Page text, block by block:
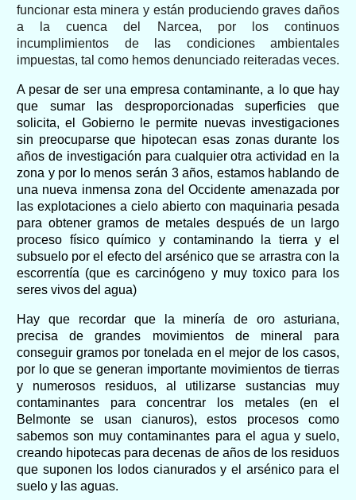
funcionar esta minera y están produciendo graves daños
a la cuenca del Narcea, por los continuos
incumplimientos de las condiciones ambientales
impuestas, tal como hemos denunciado reiteradas veces.
A pesar de ser una empresa contaminante, a lo que hay
que sumar las desproporcionadas superficies que
solicita, el Gobiernole permite nuevas investigaciones
sin preocuparse que hipotecan esas zonas durante los
años de investigación para cualquier otra actividad en la
zona y por lo menos serán 3 años, estamos hablando de
una nueva inmensa zona del Occidente amenazada por
las explotaciones a cielo abierto con maquinaria pesada
para obtener gramos de metales después de un largo
proceso físico químico y contaminando la tierra y el
subsuelo por el efecto del arsénico que se arrastra con la
escorrentía (que es carcinógeno y muy toxico para los
seres vivos del agua)
Hay que recordar que la minería de oro asturiana,
precisa de grandes movimientos de mineral para
conseguir gramos por tonelada en el mejor de los casos,
por lo que se generan importante movimientos de tierras
y numerosos residuos, al utilizarse sustancias muy
contaminantes para concentrar los metales (en el
Belmonte se usan cianuros), estos procesos como
sabemos son muy contaminantes para el agua y suelo,
creando hipotecas para decenas de años de los residuos
que suponen los lodos cianurados y el arsénico para el
suelo y las aguas.